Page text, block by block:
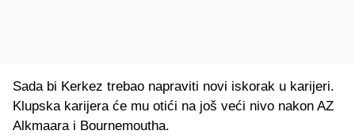
Sada bi Kerkez trebao napraviti novi iskorak u karijeri.
Klupska karijera će mu otići na još veći nivo nakon AZ
Alkmaara i Bournemoutha.